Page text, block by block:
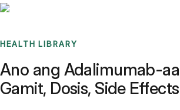
HEALTH LIBRARY
Ano ang Adalimumab-
Gamit, Dosis, Side